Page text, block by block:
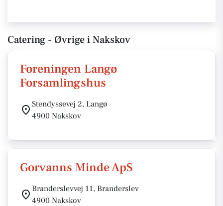
Catering - Øvrige i Nakskov
Foreningen Langø
Forsamlingshus
Stendyssevej 2, Langø
4900 Nakskov
Gorvanns Minde ApS
Branderslevvej 11, Branderslev
4900 Nakskov